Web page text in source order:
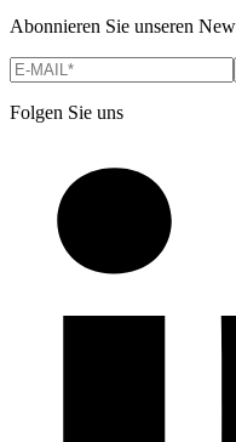
Abonnieren Sie unseren
Folgen Sie uns